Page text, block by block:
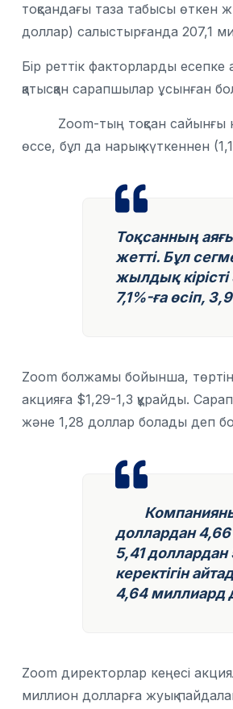
тоқсандағы таза табысы өткен
доллар) салыстырғанда 207,1
Бір реттік факторларды есепке
қатысқан сарапшылар ұсынған
Zoom-тың тоқсан сайынғы
өссе, бұл да нарық күткеннен
Тоқсанның
жетті. Бұл
жылдық
7,1%-ға өсіп,
Zoom болжамы бойынша,
акцияға $1,29-1,3 құрайды.
және 1,28 доллар болады деп
доллардан
5,41 доллардан
керектігін
4,64 миллиард
Zoom директорлар кеңесі
миллион долларға жуық